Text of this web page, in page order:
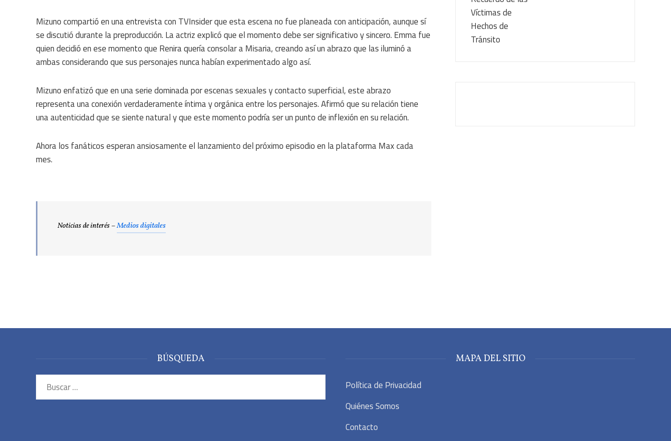
Mizuno compartió en una entrevista con TVInsider que esta escena no fue planeada con anticipación, aunque sí
se discutió durante la preproducción. La actriz explicó que el momento debe ser significativo y sincero. Emma fue
quien decidió en ese momento que Renira quería consolar a Misaria, creando así un abrazo que las iluminó a
ambas considerando que sus personajes nunca habían experimentado algo así.
Mizuno enfatizó que en una serie dominada por escenas sexuales y contacto superficial, este abrazo
representa una conexión verdaderamente íntima y orgánica entre los personajes. Afirmó que su relación tiene
una autenticidad que se siente natural y que este momento podría ser un punto de inflexión en su relación.
Ahora los fanáticos esperan ansiosamente el lanzamiento del próximo episodio en la plataforma Max cada
mes.
Noticias de interés –Medios digitales
BÚSQUEDA MAPA DEL SITIO
Política de Privacidad
Quiénes Somos
Contacto